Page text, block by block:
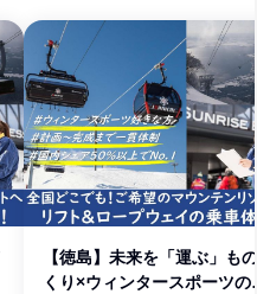
【徳島】未来を「運ぶ」も
くり×ウィンタースポーツの